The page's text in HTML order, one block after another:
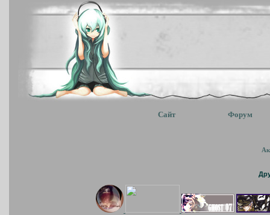
Сайт Форум